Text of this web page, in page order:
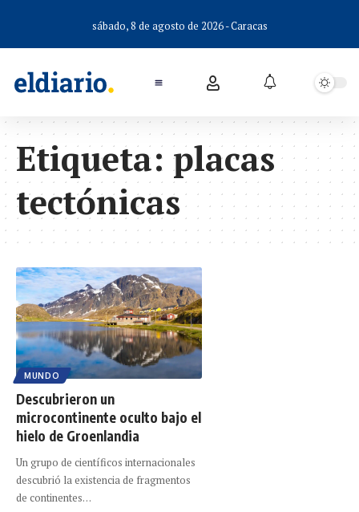
sábado, 8 de agosto de 2026 - Caracas
Etiqueta: placas
tectónicas
MUNDO
Descubrieron un
microcontinente oculto bajo el
hielo de Groenlandia
Un grupo de científicos internacionales
descubrió la existencia de fragmentos
de continentes…